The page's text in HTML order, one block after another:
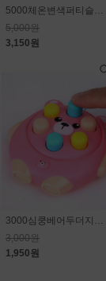
5000체온변색퍼티슬라임
5,000원
3,150원
3000심쿵베어두더지게임
3,000원
1,950원